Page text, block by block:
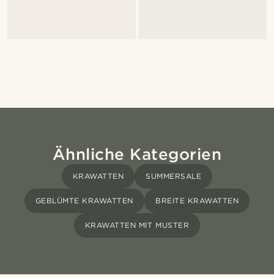
Ähnliche Kategorien
KRAWATTEN SUMMERSALE
GEBLÜMTE KRAWATTEN BREITE KRAWATTEN
KRAWATTEN MIT MUSTER